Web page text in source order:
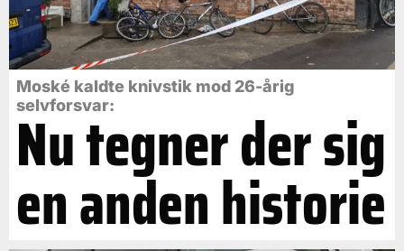
Moské kaldte knivstik mod 26-årig
selvforsvar:
Nu tegner der sig
en anden historie